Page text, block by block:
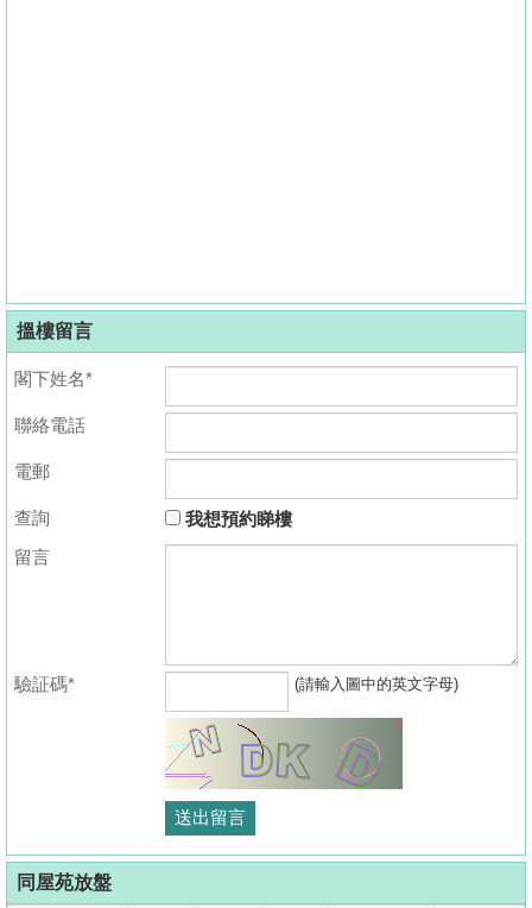
搵樓留言
閣下姓名*
聯絡電話
電郵
查詢
我想預約睇樓
留言
驗証碼* (請輸入圖中的英文字母)
同屋苑放盤